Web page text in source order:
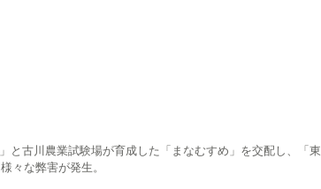
と古川農業試験場が育成した「まなむすめ」を交配し、「東
々な弊害が発生。